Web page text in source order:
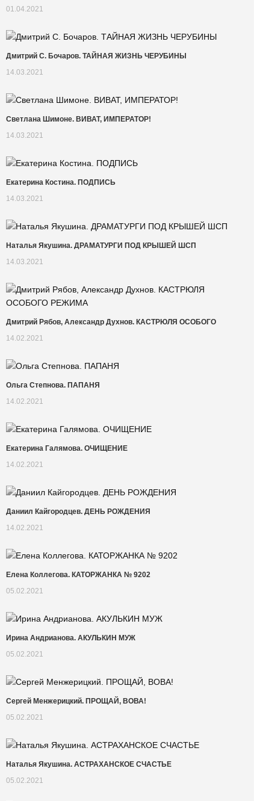
01.04.2021
Дмитрий С. Бочаров. ТАЙНАЯ ЖИЗНЬ ЧЕРУБИНЫ
14.03.2021
Светлана Шимоне. ВИВАТ, ИМПЕРАТОР!
14.03.2021
Екатерина Костина. ПОДПИСЬ
14.03.2021
Наталья Якушина. ДРАМАТУРГИ ПОД КРЫШЕЙ ШСП
14.03.2021
Дмитрий Рябов, Александр Духнов. КАСТРЮЛЯ ОСОБОГО
14.02.2021
Ольга Степнова. ПАПАНЯ
14.02.2021
Екатерина Галямова. ОЧИЩЕНИЕ
14.02.2021
Даниил Кайгородцев. ДЕНЬ РОЖДЕНИЯ
14.02.2021
Елена Коллегова. КАТОРЖАНКА № 9202
05.02.2021
Ирина Андрианова. АКУЛЬКИН МУЖ
05.02.2021
Сергей Менжерицкий. ПРОЩАЙ, ВОВА!
05.02.2021
Наталья Якушина. АСТРАХАНСКОЕ СЧАСТЬЕ
05.02.2021